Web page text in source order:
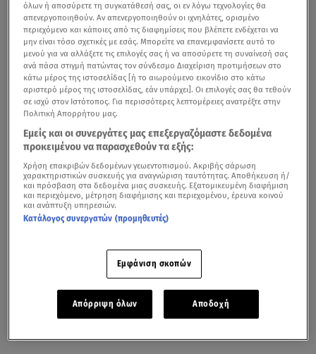
όλων ή αποσύρετε τη συγκατάθεσή σας, οι εν λόγω τεχνολογίες θα
απενεργοποιηθούν. Αν απενεργοποιηθούν οι ιχνηλάτες, ορισμένο
περιεχόμενο και κάποιες από τις διαφημίσεις που βλέπετε ενδέχεται να
μην είναι τόσο σχετικές με εσάς. Μπορείτε να επανεμφανίσετε αυτό το
μενού για να αλλάξετε τις επιλογές σας ή να αποσύρετε τη συναίνεσή σας
ανά πάσα στιγμή πατώντας τον σύνδεσμο Διαχείριση προτιμήσεων στο
κάτω μέρος της ιστοσελίδας [ή το αιωρούμενο εικονίδιο στο κάτω
αριστερό μέρος της ιστοσελίδας, εάν υπάρχει]. Οι επιλογές σας θα τεθούν
σε ισχύ στον Ιστότοπος. Για περισσότερες λεπτομέρειες ανατρέξτε στην
Πολιτική Απορρήτου μας.
Εμείς και οι συνεργάτες μας επεξεργαζόμαστε δεδομένα
προκειμένου να παρασχεθούν τα εξής:
Χρήση επακριβών δεδομένων γεωεντοπισμού. Ακριβής σάρωση
χαρακτηριστικών συσκευής για αναγνώριση ταυτότητας. Αποθήκευση ή/
και πρόσβαση στα δεδομένα μιας συσκευής. Εξατομικευμένη διαφήμιση
και περιεχόμενο, μέτρηση διαφήμισης και περιεχομένου, έρευνα κοινού
και ανάπτυξη υπηρεσιών.
Κατάλογος συνεργατών (προμηθευτές)
Εμφάνιση σκοπών
Απόρριψη όλων Αποδοχή